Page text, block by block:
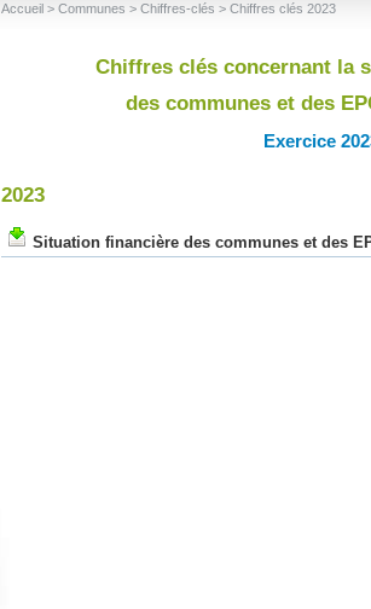
Accueil >Communes >Chiffres-clés >Chiffres clés 2023
Chiffres clés concernant la
des communes et des
Exercice
2023
Situation financière des communes et des